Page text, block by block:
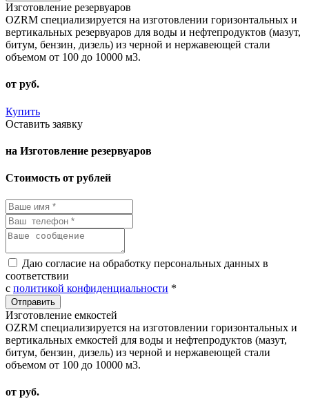
Изготовление резервуаров
OZRM специализируется на изготовлении горизонтальных и
вертикальных резервуаров для воды и нефтепродуктов (мазут,
битум, бензин, дизель) из черной и нержавеющей стали
объемом от 100 до 10000 м3.
от руб.
Купить
Оставить заявку
на Изготовление резервуаров
Стоимость от рублей
Даю согласие на обработку персональных данных в
соответствии
с политикой конфиденциальности *
Изготовление емкостей
OZRM специализируется на изготовлении горизонтальных и
вертикальных емкостей для воды и нефтепродуктов (мазут,
битум, бензин, дизель) из черной и нержавеющей стали
объемом от 100 до 10000 м3.
от руб.